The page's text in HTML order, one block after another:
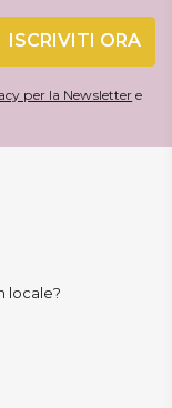
ISCRIVITI ORA
per la Newsletter e
locale?